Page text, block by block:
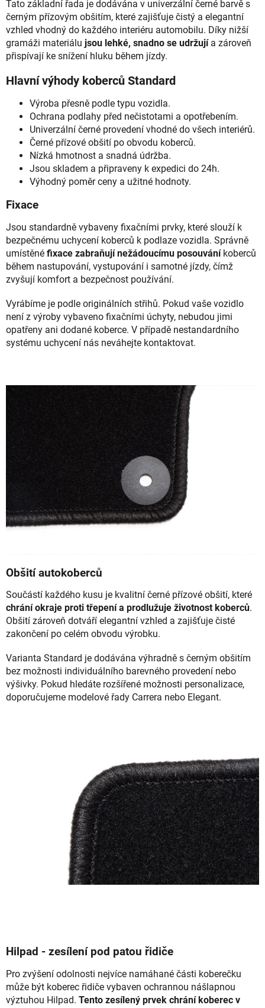
Tato základní řada je dodávána v univerzální černé barvě s
černým přízovým obšitím, které zajišťuje čistý a elegantní
vzhled vhodný do každého interiéru automobilu. Díky nižší
gramáži materiálu jsou lehké, snadno se udržujía zároveň
přispívají ke snížení hluku během jízdy.
Hlavní výhody koberců Standard
Výroba přesně podle typu vozidla.
Ochrana podlahy před nečistotami a opotřebením.
Univerzální černé provedení vhodné do všech interiérů.
Černé přízové obšití po obvodu koberců.
Nízká hmotnost a snadná údržba.
Jsou skladem a připraveny k expedici do 24h.
Výhodný poměr ceny a užitné hodnoty.
Fixace
Jsou standardně vybaveny fixačními prvky, které slouží k
bezpečnému uchycení koberců k podlaze vozidla. Správně
umístěné fixace zabraňují nežádoucímu posouváníkoberců
během nastupování, vystupování i samotné jízdy, čímž
zvyšují komfort a bezpečnost používání.
Vyrábíme je podle originálních střihů. Pokud vaše vozidlo
není z výroby vybaveno fixačními úchyty, nebudou jimi
opatřeny ani dodané koberce. V případě nestandardního
systému uchycení nás neváhejte kontaktovat.
Obšití autokoberců
Součástí každého kusu je kvalitní černé přízové obšití, které
chrání okraje proti třepení a prodlužuje životnost koberců.
Obšití zároveň dotváří elegantní vzhled a zajišťuje čisté
zakončení po celém obvodu výrobku.
Varianta Standard je dodávána výhradně s černým obšitím
bez možnosti individuálního barevného provedení nebo
výšivky. Pokud hledáte rozšířené možnosti personalizace,
doporučujeme modelové řady Carrera nebo Elegant.
Hilpad - zesílení pod patou řidiče
Pro zvýšení odolnosti nejvíce namáhané části koberečku
může být koberec řidiče vybaven ochrannou nášlapnou
výztuhou Hilpad. Tento zesílený prvek chrání koberec v